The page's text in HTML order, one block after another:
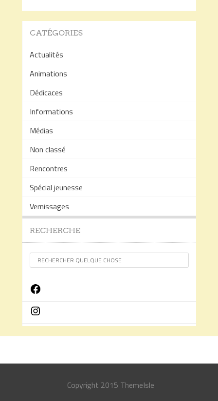
CATÉGORIES
Actualités
Animations
Dédicaces
Informations
Médias
Non classé
Rencontres
Spécial jeunesse
Vernissages
RECHERCHE
Copyright 2015 ThemeIsle